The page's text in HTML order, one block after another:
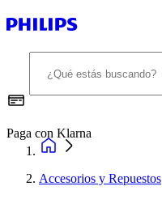
Paga con Klarna
Accesorios y Repuestos